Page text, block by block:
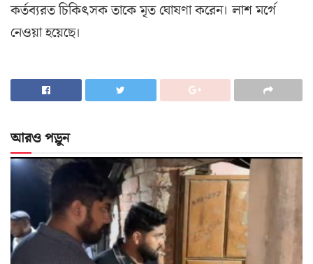
কর্তব্যরত চিকিৎসক তাকে মৃত ঘোষণা করেন। লাশ মর্গে
নেওয়া হয়েছে।
আরও পড়ুন